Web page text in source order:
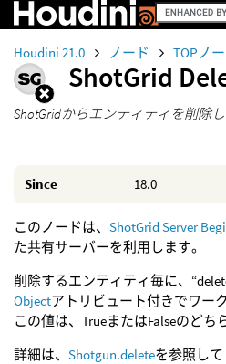
Houdini 21.0 ノード TOPノ
ShotGrid
ShotGridからエンティティを削除し
Since 18.0
このノードは、 ShotGrid Server
た共有サーバーを利用します。
削除するエンティティ毎に、
Objectアトリビュート付きでワー
この値は、TrueまたはFalseのどち
詳細は、 Shotgun.deleteを参照して